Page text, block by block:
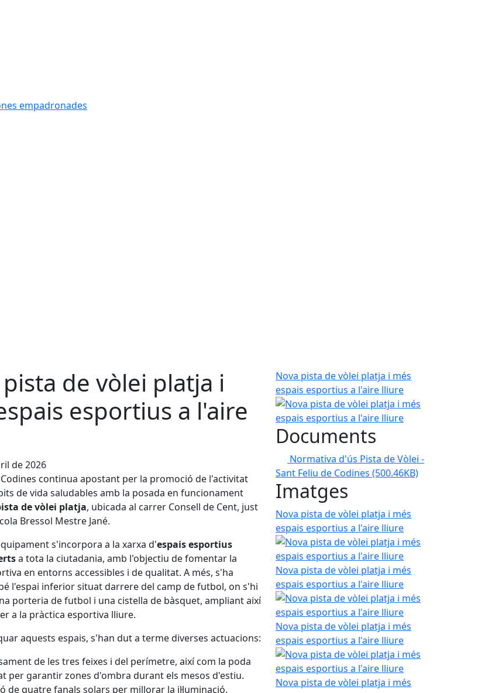
empadronades
de vòlei platja i
esportius a l'aire
de 2026
Codines continua apostant per la promoció de l'activitat
de vida saludables amb la posada en funcionament
de vòlei platja, ubicada al carrer Consell de Cent, just
Bressol Mestre Jané.
s'incorpora a la xarxa d'espais esportius
a tota la ciutadania, amb l'objectiu de fomentar la
en entorns accessibles i de qualitat. A més, s'ha
l'espai inferior situat darrere del camp de futbol, on s'hi
porteria de futbol i una cistella de bàsquet, ampliant així
a la pràctica esportiva lliure.
aquests espais, s'han dut a terme diverses actuacions:
de les tres feixes i del perímetre, així com la poda
per garantir zones d'ombra durant els mesos d'estiu.
de quatre fanals solars per millorar la il·luminació.
Nova pista de vòlei platja i més
espais esportius a l'aire lliure
Documents
Normativa d'ús Pista de Vòlei -
Sant Feliu de Codines (500.46KB)
Imatges
Nova pista de vòlei platja i més
espais esportius a l'aire lliure
Nova pista de vòlei platja i més
espais esportius a l'aire lliure
Nova pista de vòlei platja i més
espais esportius a l'aire lliure
Nova pista de vòlei platja i més